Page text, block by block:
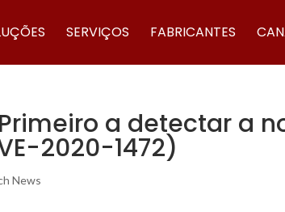
SERVIÇOS FABRICANTES
a detectar a
2020-1472)
News